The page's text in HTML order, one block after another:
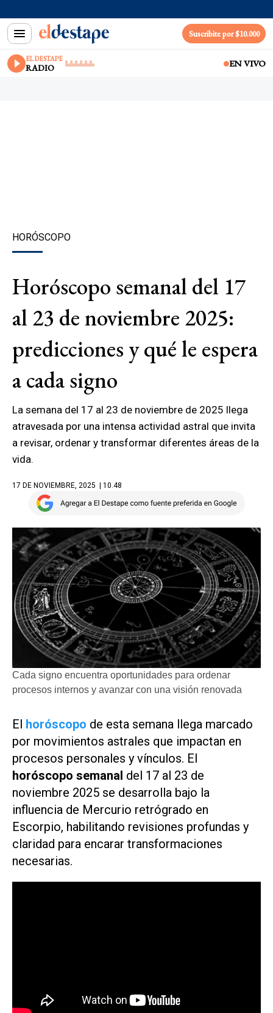
Suscribite por $10.000
EL DESTAPE
RADIO EN VIVO
HORÓSCOPO
Horóscopo semanal del 17
al 23 de noviembre 2025:
predicciones y qué le espera
a cada signo
La semana del 17 al 23 de noviembre de 2025 llega
atravesada por una intensa actividad astral que invita
a revisar, ordenar y transformar diferentes áreas de la
vida.
17 DE NOVIEMBRE, 2025 | 10.48
Cada signo encuentra oportunidades para ordenar
procesos internos y avanzar con una visión renovada
El horóscopo de esta semana llega marcado
por movimientos astrales que impactan en
procesos personales y vínculos. El
horóscopo semanal del 17 al 23 de
noviembre 2025 se desarrolla bajo la
influencia de Mercurio retrógrado en
Escorpio, habilitando revisiones profundas y
claridad para encarar transformaciones
necesarias.